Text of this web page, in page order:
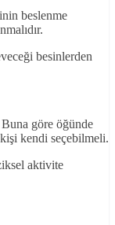
beslenme
besinlerden
göre öğünde
kendi seçebilmeli.
aktivite